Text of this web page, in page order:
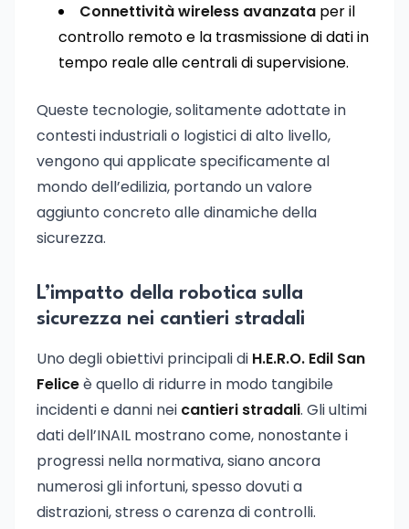
Connettività wireless avanzata per il
controllo remoto e la trasmissione di dati in
tempo reale alle centrali di supervisione.
Queste tecnologie, solitamente adottate in
contesti industriali o logistici di alto livello,
vengono qui applicate specificamente al
mondo dell’edilizia, portando un valore
aggiunto concreto alle dinamiche della
sicurezza.
L’impatto della robotica sulla
sicurezza nei cantieri stradali
Uno degli obiettivi principali di H.E.R.O. Edil San
Feliceè quello di ridurre in modo tangibile
incidenti e danni nei cantieri stradali. Gli ultimi
dati dell’INAIL mostrano come, nonostante i
progressi nella normativa, siano ancora
numerosi gli infortuni, spesso dovuti a
distrazioni, stress o carenza di controlli.